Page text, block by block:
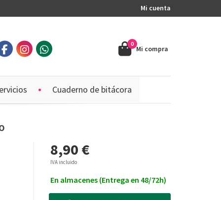
Mi cuenta
Mi compra
0
Cuaderno de bitácora
8,90 €
IVA incluido
En almacenes (Entrega en 48/72h)